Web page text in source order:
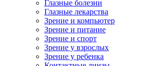
Глазные болезни
Глазные лекарства
Зрение и компьютер
Зрение и питание
Зрение и спорт
Зрение у взрослых
Зрение у ребенка